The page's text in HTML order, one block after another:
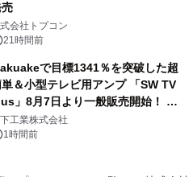
会社トプコン
21時間前
で目標1341％を突破した超
＆小型テレビ用アンプ 「SW TV
」8月7日より一般販売開始！ ケ
ル1本つなぐだけ、テレビの音が
と豊かに
工業株式会社
1時間前